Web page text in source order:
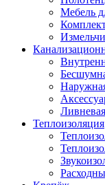
Мебель
Теплоизоляция